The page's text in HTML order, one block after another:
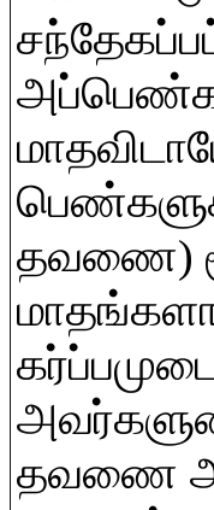
தவணை)
தவணை